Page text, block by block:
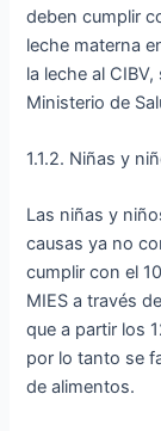
deben cumplir
leche materna
la leche al
Ministerio de
1.1.2. Niñas y
Las niñas y
causas ya no
cumplir con el
MIES a través
que a partir los
por lo tanto se
de alimentos.